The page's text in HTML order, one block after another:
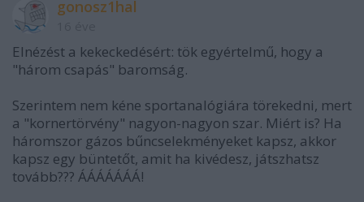
gonosz1hal
Elnézést a kekeckedésért: tök egyértelmű, hogy a
"három csapás" baromság.
Szerintem nem kéne sportanalógiára törekedni, mert
a "kornertörvény" nagyon-nagyon szar. Miért is? Ha
háromszor gázos bűncselekményeket kapsz, akkor
kapsz egy büntetőt, amit ha kivédesz, játszhatsz
tovább??? ÁÁÁÁÁÁÁ!